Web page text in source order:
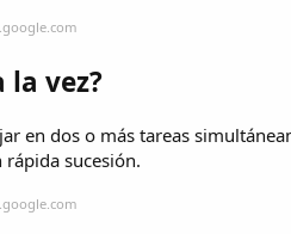
la vez?
en dos o más tareas
rápida sucesión.